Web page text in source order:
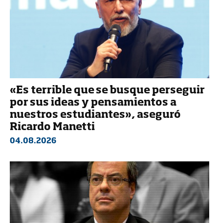
«Es terrible que se busque perseguir
por sus ideas y pensamientos a
nuestros estudiantes», aseguró
Ricardo Manetti
04.08.2026